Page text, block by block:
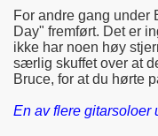
For andre gang under
Day" fremført. Det er
ikke har noen høy
særlig skuffet over at
Bruce, for at du hørte
En av flere gitarsoloer